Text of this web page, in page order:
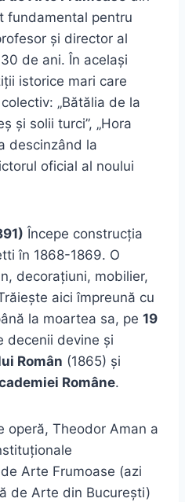
fundamental pentru
și director al
de ani. În același
istorice mari care
„Bătălia de la
și solii turci”, „Hora
descinzând la
oficial al noului
Începe construcția
în 1868-1869. O
decorațiuni, mobilier,
aici împreună cu
la moartea sa, pe 19
decenii devine și
Român (1865) și
Române.
operă, Theodor Aman a
Arte Frumoase (azi
de Arte din București)